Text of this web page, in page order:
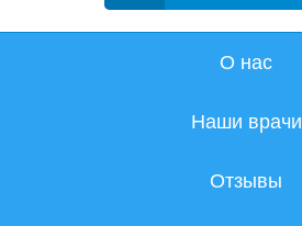
О нас
Наши врачи
Отзывы